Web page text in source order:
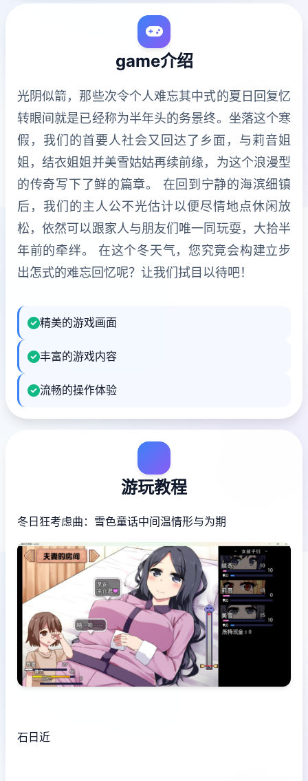
game介绍
光阴似箭，那些次令个人难忘其中式的夏日回复忆
转眼间就是已经称为半年头的务景终。坐落这个寒
假，我们的首要人社会又回达了乡面，与莉音姐
姐，结衣姐姐并美雪姑姑再续前缘，为这个浪漫型
的传奇写下了鲜的篇章。 在回到宁静的海滨细镇
后，我们的主人公不光估计以便尽情地点休闲放
松，依然可以跟家人与朋友们唯一同玩耍，大拾半
年前的牵绊。 在这个冬天气，您究竟会构建立步
出怎式的难忘回忆呢？让我们拭目以待吧！
精美的游戏画面
丰富的游戏内容
流畅的操作体验
游玩教程
冬日狂考虑曲：雪色童话中间温情形与为期
石日近